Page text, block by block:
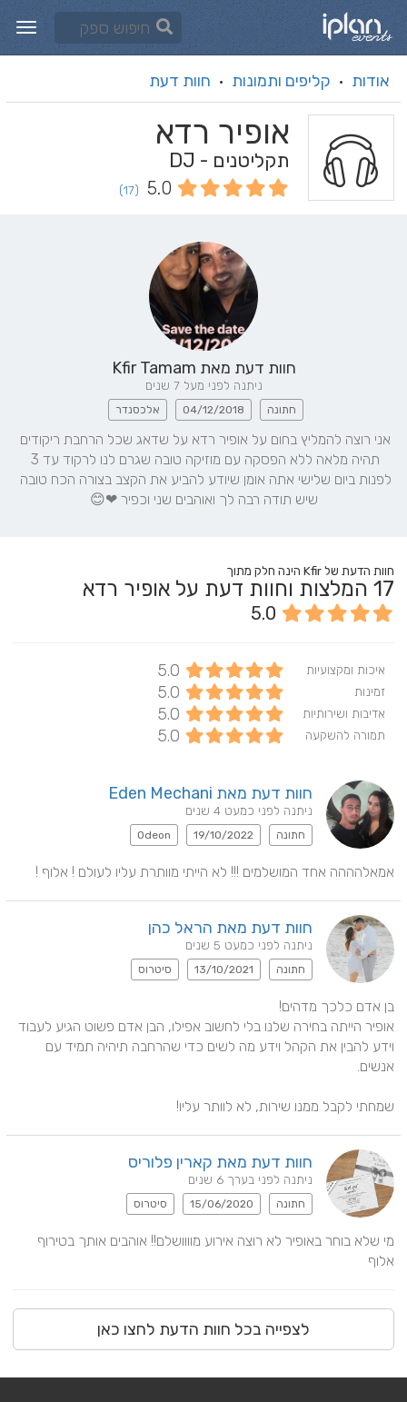
אודות · קליפים ותמונות · חוות דעת
אופיר רדא
תקליטנים - DJ
5.0
(17)
חוות דעת מאת Kfir Tamam
ניתנה לפני מעל 7 שנים
חתונה 04/12/2018 אלכסנדר
שיש תודה רבה לך ואוהבים שני וכפיר ❤😊
חוות הדעת של Kfir הינה חלק מתוך
17 המלצות וחוות דעת על אופיר רדא
5.0
איכות ומקצועיות 5.0
זמינות 5.0
אדיבות ושירותיות 5.0
תמורה להשקעה 5.0
חוות דעת מאת Eden Mechani
ניתנה לפני כמעט 4 שנים
חתונה 19/10/2022
Odeon
אמאלהההה אחד המושלמים !!! לא הייתי מוותרת עליו לעולם ! אלוף !
חוות דעת מאת הראל כהן
ניתנה לפני כמעט 5 שנים
חתונה 13/10/2021 סיטרוס
שמחתי לקבל ממנו שירות, לא לוותר עליו!
חוות דעת מאת קארין פלוריס
ניתנה לפני בערך 6 שנים
חתונה 15/06/2020 סיטרוס
אלוף
לצפייה בכל חוות הדעת לחצו כאן